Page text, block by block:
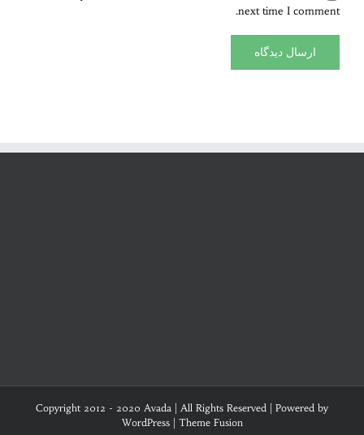
next time I comment.
Copyright 2012 - 2020 Avada | All Rights Reserved | Powered by
WordPress| Theme Fusion